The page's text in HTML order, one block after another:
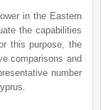
in the Eastern
the capabilities
this purpose, the
comparisons and
number